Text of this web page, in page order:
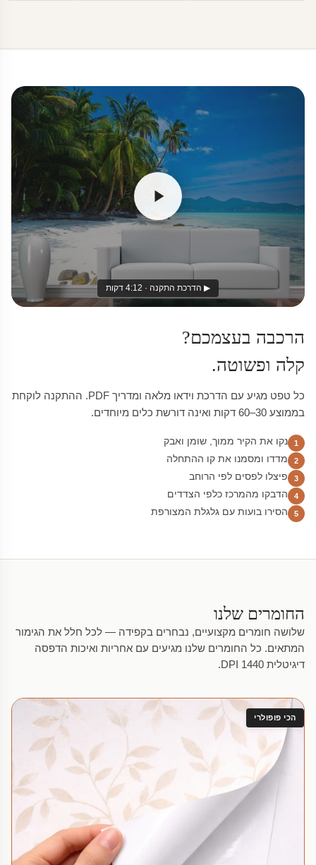
▶ הדרכת התקנה · 4:12 דקות
הרכבה בעצמכם?
קלה ופשוטה.
כל טפט מגיע עם הדרכת וידאו מלאה ומדריך PDF. ההתקנה לוקחת
בממוצע 30–60 דקות ואינה דורשת כלים מיוחדים.
1 נקו את הקיר ממוך, שומן ואבק
2 מדדו ומסמנו את קו ההתחלה
3 פיצלו לפסים לפי הרוחב
4 הדבקו מהמרכז כלפי הצדדים
5 הסירו בועות עם גלגלת המצורפת
החומרים שלנו
שלושה חומרים מקצועיים, נבחרים בקפידה — לכל חלל את הגימור
המתאים. כל החומרים שלנו מגיעים עם אחריות ואיכות הדפסה
דיגיטלית 1440 DPI.
הכי פופולרי